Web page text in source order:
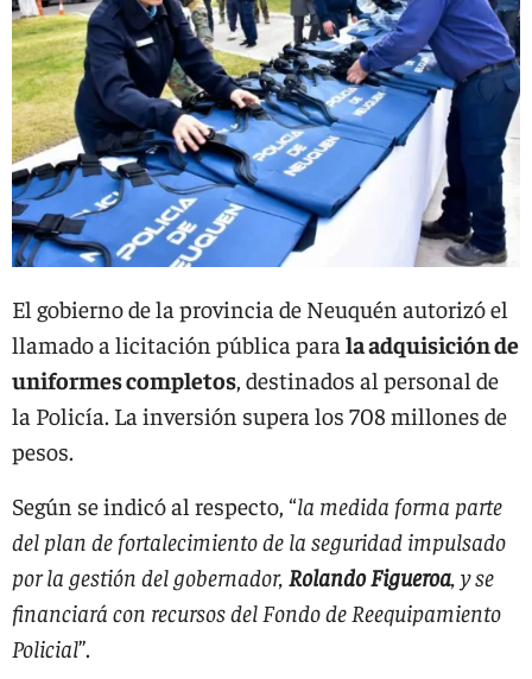
El gobierno de la provincia de Neuquén autorizó el
llamado a licitación pública para la adquisición de
uniformes completos, destinados al personal de
la Policía. La inversión supera los 708 millones de
pesos.
Según se indicó al respecto, “la medida forma parte
del plan de fortalecimiento de la seguridad impulsado
por la gestión del gobernador, Rolando Figueroa, y se
financiará con recursos del Fondo de Reequipamiento
Policial”.